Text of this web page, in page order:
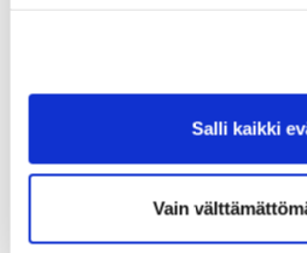
Salli kaikki
Vain